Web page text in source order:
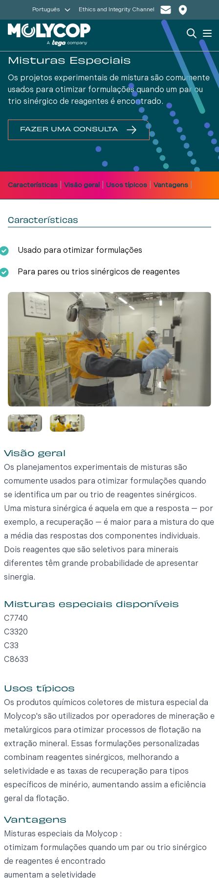
Português Ethics and Integrity Channel
Search
Misturas Especiais
Os projetos experimentais de mistura são comumente
usados para otimizar formulações quando um par ou
trio sinérgico de reagentes é encontrado.
FAZER UMA CONSULTA
Características Visão geral Usos típicos Vantagens
Características
Usado para otimizar formulações
Para pares ou trios sinérgicos de reagentes
Visão geral
Os planejamentos experimentais de misturas são
comumente usados para otimizar formulações quando
se identifica um par ou trio de reagentes sinérgicos.
Uma mistura sinérgica é aquela em que a resposta — por
exemplo, a recuperação — é maior para a mistura do que
a média das respostas dos componentes individuais.
Dois reagentes que são seletivos para minerais
diferentes têm grande probabilidade de apresentar
sinergia.
Misturas especiais disponíveis
C7740
C3320
C33
C8633
Usos típicos
Os produtos químicos coletores de mistura especial da
Molycop's são utilizados por operadores de mineração e
metalúrgicos para otimizar processos de flotação na
extração mineral. Essas formulações personalizadas
combinam reagentes sinérgicos, melhorando a
seletividade e as taxas de recuperação para tipos
específicos de minério, aumentando assim a eficiência
geral da flotação.
Vantagens
Misturas especiais da Molycop :
otimizam formulações quando um par ou trio sinérgico
de reagentes é encontrado
aumentam a seletividade